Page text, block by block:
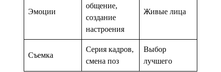
Эмоции
общение,
создание
настроения
Живые лица
Съемка
Серия кадров,
смена поз
Выбор
лучшего